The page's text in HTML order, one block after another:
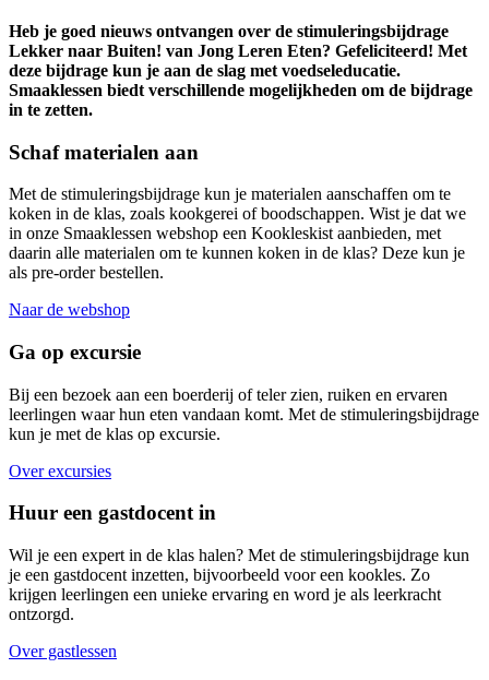
Heb je goed nieuws ontvangen over de stimuleringsbijdrage
Lekker naar Buiten! van Jong Leren Eten? Gefeliciteerd! Met
deze bijdrage kun je aan de slag met voedseleducatie.
Smaaklessen biedt verschillende mogelijkheden om de bijdrage
in te zetten.
Schaf materialen aan
Met de stimuleringsbijdrage kun je materialen aanschaffen om te
koken in de klas, zoals kookgerei of boodschappen. Wist je dat we
in onze Smaaklessen webshop een Kookleskist aanbieden, met
daarin alle materialen om te kunnen koken in de klas? Deze kun je
als pre-order bestellen.
Naar de webshop
Ga op excursie
Bij een bezoek aan een boerderij of teler zien, ruiken en ervaren
leerlingen waar hun eten vandaan komt. Met de stimuleringsbijdrage
kun je met de klas op excursie.
Over excursies
Huur een gastdocent in
Wil je een expert in de klas halen? Met de stimuleringsbijdrage kun
je een gastdocent inzetten, bijvoorbeeld voor een kookles. Zo
krijgen leerlingen een unieke ervaring en word je als leerkracht
ontzorgd.
Over gastlessen